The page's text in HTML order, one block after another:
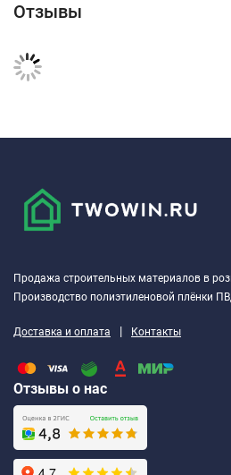
Отзывы
Продажа строительных материалов в
Производство полиэтиленовой плёнки
Доставка и оплата | Контакты
Отзывы о нас